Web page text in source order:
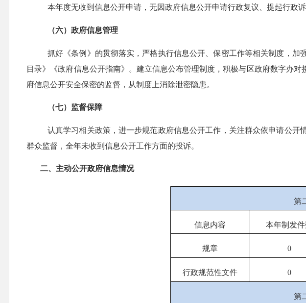
本年度无收到信息公开申请，无因政府信息公开申请行政复议、提起行政诉
（六）政府信息管理
抓好《条例》的贯彻落实，严格执行信息公开、保密工作等相关制度，
目录》《政府信息公开指南》。建立信息公布管理制度，积极与区政府数字办
府信息公开安全保密的监督，从制度上消除泄密隐患。
（七）监督保障
认真学习相关政策，进一步规范政府信息公开工作，关注群众依申请公
群众监督，全年未收到信息公开工作方面的投诉。
二、主动公开政府信息情况
第
信息内容 本年制发
规章 0
行政规范性文件 0
第